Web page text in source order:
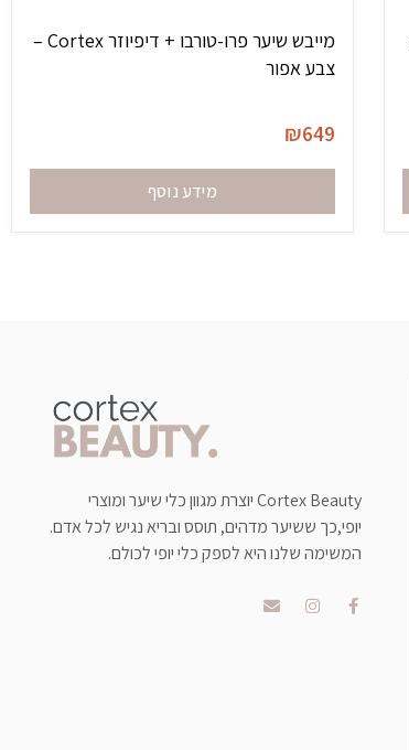
מייבש שיער פרו-טורבו + דיפיוזר Cortex –
צבע אפור
₪649
מידע נוסף
Cortex Beauty יוצרת מגוון כלי שיער ומוצרי
יופי,כך ששיער מדהים, תוסס ובריא נגיש לכל אדם.
המשימה שלנו היא לספק כלי יופי לכולם.